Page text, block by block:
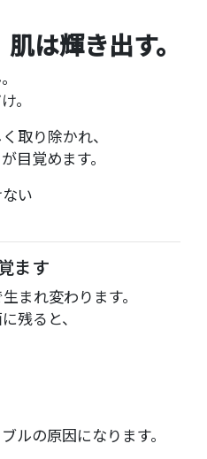
は輝き出す。
。
取り除かれ、
目覚めます。
い
ます
まれ変わります。
残ると、
ルの原因になります。